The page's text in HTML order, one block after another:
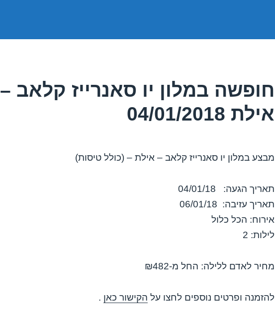
חופשה במלון יו סאנרייז קלאב –
אילת 04/01/2018
מבצע במלון יו סאנרייז קלאב – אילת – (כולל טיסות)
תאריך הגעה: 04/01/18
תאריך עזיבה: 06/01/18
אירוח: הכל כלול
לילות: 2
מחיר לאדם ללילה: החל מ-₪482
להזמנה ופרטים נוספים לחצו על הקישור כאן .